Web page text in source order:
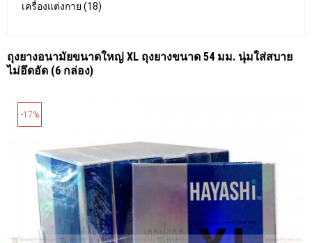
เครื่องแต่งกาย (18)
ถุงยางอนามัยขนาดใหญ่ XL ถุงยางขนาด 54 มม. นุ่มใส่สบาย
ไม่อึดอัด (6 กล่อง)
-17%